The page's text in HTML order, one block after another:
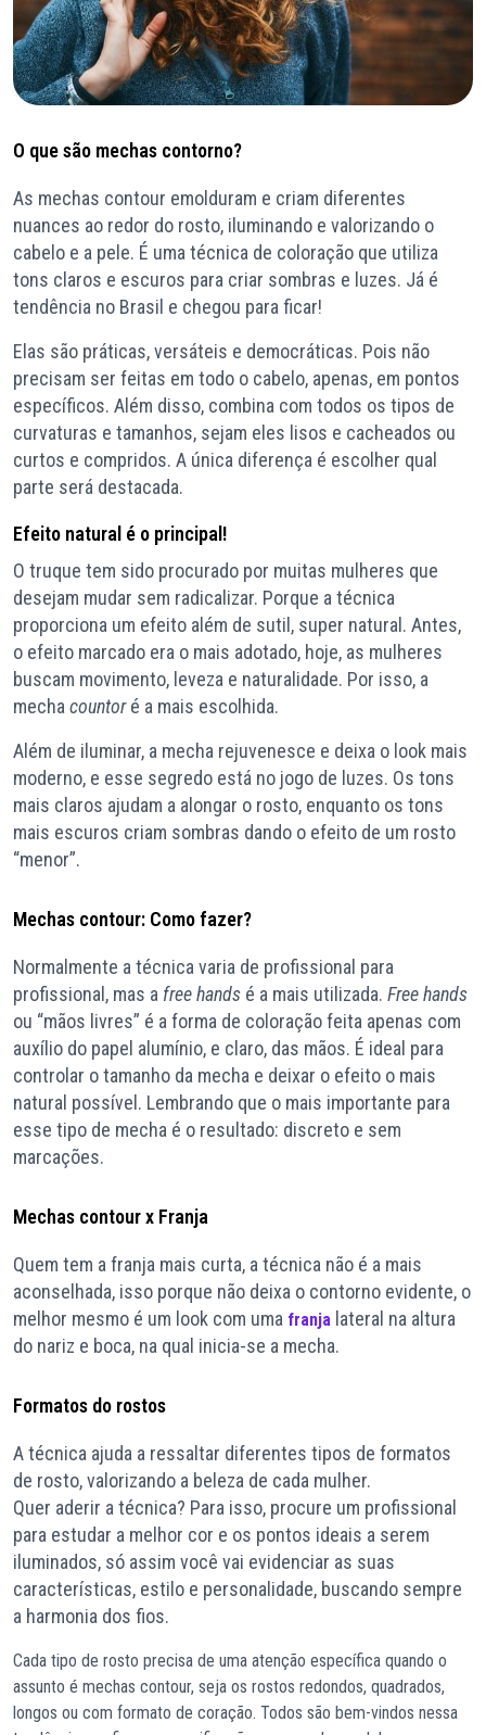
O que são mechas contorno?
As mechas contour emolduram e criam diferentes
nuances ao redor do rosto, iluminando e valorizando o
cabelo e a pele. É uma técnica de coloração que utiliza
tons claros e escuros para criar sombras e luzes. Já é
tendência no Brasil e chegou para ficar!
Elas são práticas, versáteis e democráticas. Pois não
precisam ser feitas em todo o cabelo, apenas, em pontos
específicos. Além disso, combina com todos os tipos de
curvaturas e tamanhos, sejam eles lisos e cacheados ou
curtos e compridos. A única diferença é escolher qual
parte será destacada.
Efeito natural é o principal!
O truque tem sido procurado por muitas mulheres que
desejam mudar sem radicalizar. Porque a técnica
proporciona um efeito além de sutil, super natural. Antes,
o efeito marcado era o mais adotado, hoje, as mulheres
buscam movimento, leveza e naturalidade. Por isso, a
mecha countoré a mais escolhida.
Além de iluminar, a mecha rejuvenesce e deixa o look mais
moderno, e esse segredo está no jogo de luzes. Os tons
mais claros ajudam a alongar o rosto, enquanto os tons
mais escuros criam sombras dando o efeito de um rosto
“menor”.
Mechas contour: Como fazer?
Normalmente a técnica varia de profissional para
profissional, mas a free hands é a mais utilizada. Free hands
ou “mãos livres” é a forma de coloração feita apenas com
auxílio do papel alumínio, e claro, das mãos. É ideal para
controlar o tamanho da mecha e deixar o efeito o mais
natural possível. Lembrando que o mais importante para
esse tipo de mecha é o resultado: discreto e sem
marcações.
Mechas contour x Franja
Quem tem a franja mais curta, a técnica não é a mais
aconselhada, isso porque não deixa o contorno evidente, o
melhor mesmo é um look com uma franja lateral na altura
do nariz e boca, na qual inicia-se a mecha.
Formatos do rostos
A técnica ajuda a ressaltar diferentes tipos de formatos
de rosto, valorizando a beleza de cada mulher.
Quer aderir a técnica? Para isso, procure um profissional
para estudar a melhor cor e os pontos ideais a serem
iluminados, só assim você vai evidenciar as suas
características, estilo e personalidade, buscando sempre
a harmonia dos fios.
Cada tipo de rosto precisa de uma atenção específica quando o
assunto é mechas contour, seja os rostos redondos, quadrados,
longos ou com formato de coração. Todos são bem-vindos nessa